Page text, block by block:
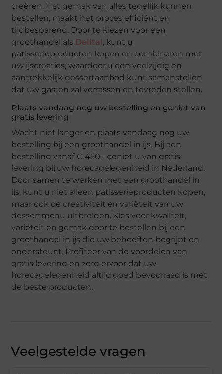
creëren. Het gemak van alles tegelijk kunnen
bestellen, maakt het proces efficiënt en
tijdbesparend. Door te kiezen voor een
groothandel als Delital , kunt u
patisserieproducten kopen en combineren met
uw ijscreaties, waardoor u een veelzijdig en
aantrekkelijk dessertaanbod kunt samenstellen
dat uw gasten zal verrassen en tevreden stellen.
Plaats vandaag nog uw bestelling en geniet van
gratis levering
Wacht niet langer en plaats vandaag nog uw
bestelling bij een groothandel in ijs. Bij een
bestelling vanaf € 450,- geniet u van gratis
levering bij uw horecagelegenheid in Nederland.
Door samen te werken met een groothandel in
ijs, kunt u niet alleen patisserieproducten kopen,
maar ook de creativiteit en variëteit van uw
dessertmenu uitbreiden. Kies voor kwaliteit,
variëteit en gemak door te bestellen bij een
groothandel in ijs die uw behoeften begrijpt en
ondersteunt. Profiteer van de voordelen van
gratis levering en zorg ervoor dat uw
horecagelegenheid altijd goed bevoorraad is met
de beste producten.
Veelgestelde vragen